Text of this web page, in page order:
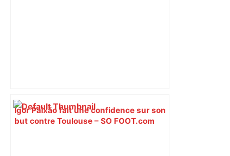
Igor Paixão fait une confidence sur son
but contre Toulouse – SO FOOT.com